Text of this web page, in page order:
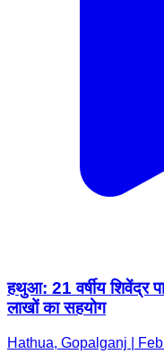
हथुआ: 21 वर्षीय शिवेंद्र
लाखों का सहयोग
Hathua, Gopalganj |